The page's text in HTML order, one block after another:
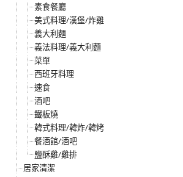
素食餐廳
美式料理/漢堡/炸雞
義大利麵
義法料理/義大利麵
菜單
西班牙料理
速食
酒吧
鐵板燒
韓式料理/韓炸/韓烤
餐酒館/酒吧
鹽酥雞/雞排
居家清潔